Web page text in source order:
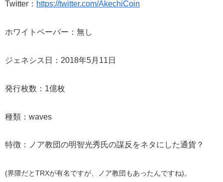
Twitter： https://twitter.com/AkechiCoin
ホワイトペーパー：無し
ジェネシス日：2018年5月11日
発行枚数：1億枚
種類：waves
特徴：ノア教団の明智光秀氏の謀反をネタにした通貨？
(界隈だとTRXが有名ですが、ノア教団もあったんですね)。